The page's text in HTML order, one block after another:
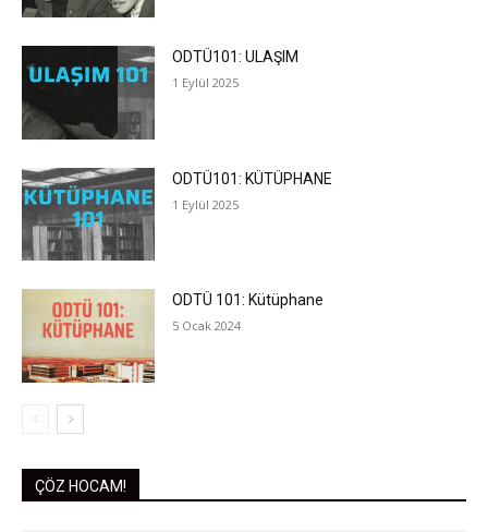
ODTÜ101: ULAŞIM
1 Eylül 2025
ODTÜ101: KÜTÜPHANE
1 Eylül 2025
ODTÜ 101: Kütüphane
5 Ocak 2024
ÇÖZ HOCAM!